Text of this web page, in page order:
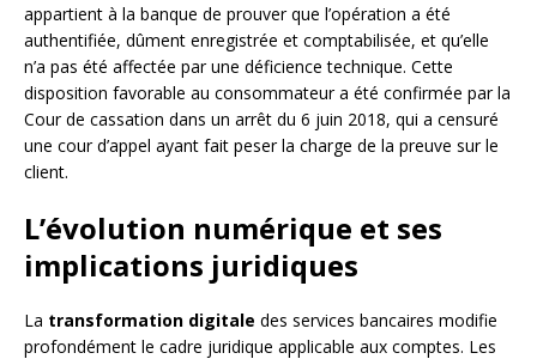
appartient à la banque de prouver que l’opération a été
authentifiée, dûment enregistrée et comptabilisée, et qu’elle
n’a pas été affectée par une déficience technique. Cette
disposition favorable au consommateur a été confirmée par la
Cour de cassation dans un arrêt du 6 juin 2018, qui a censuré
une cour d’appel ayant fait peser la charge de la preuve sur le
client.
L’évolution numérique et ses
implications juridiques
La transformation digitale des services bancaires modifie
profondément le cadre juridique applicable aux comptes. Les